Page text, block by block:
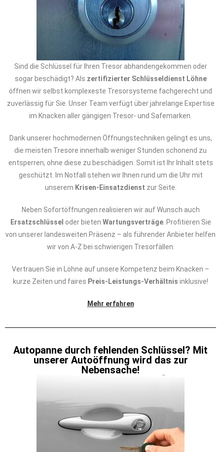
Sind die Schlüssel für Ihren Tresor abhandengekommen oder
sogar beschädigt? Als zertifizierter Schlüsseldienst Löhne
öffnen wir selbst komplexeste Tresorsysteme fachgerecht und
zuverlässig für Sie. Unser Team verfügt über jahrelange Expertise
im Knacken aller gängigen Tresor- und Safemarken.
Dank unserer hochmodernen Öffnungstechniken gelingt es uns,
die meisten Tresore innerhalb weniger Stunden schonend zu
entsperren, ohne diese zu beschädigen. Somit ist Ihr Inhalt stets
geschützt. Im Notfall stehen wir Ihnen rund um die Uhr mit
unserem Krisen-Einsatzdienst zur Seite.
Neben Sofortöffnungen realisieren wir auf Wunsch auch
Ersatzschlüssel oder bieten Wartungsverträge. Profitieren Sie
von unserer landesweiten Präsenz – als führender Anbieter helfen
wir von A-Z bei schwierigen Tresorfällen.
Vertrauen Sie in Löhne auf unsere Kompetenz beim Knacken –
kurze Zeiten und faires Preis-Leistungs-Verhältnis inklusive!
Mehr erfahren
Autopanne durch fehlenden Schlüssel? Mit
unserer Autoöffnung wird das zur
Nebensache!